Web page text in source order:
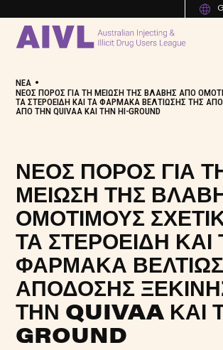
ΝΈΑ •
ΝΈΟΣ ΠΌΡΟΣ ΓΙΑ ΤΗ ΜΕΊΩΣΗ ΤΗΣ ΒΛΆΒΗΣ ΑΠΌ
ΤΑ ΣΤΕΡΟΕΙΔΉ ΚΑΙ ΤΑ ΦΆΡΜΑΚΑ ΒΕΛΤΊΩΣΗΣ ΤΗΣ
ΑΠΌ ΤΗΝ QUIVAA ΚΑΙ ΤΗΝ HI-GROUND
ΝΈΟΣ ΠΌΡΟΣ ΓΙΑ
ΜΕΊΩΣΗ ΤΗΣ
ΟΜΌΤΙΜΟΥΣ
ΤΑ ΣΤΕΡΟΕΙΔΉ ΚΑΙ
ΦΆΡΜΑΚΑ
ΑΠΌΔΟΣΗΣ
ΤΗΝ QUIVAA ΚΑΙ
GROUND